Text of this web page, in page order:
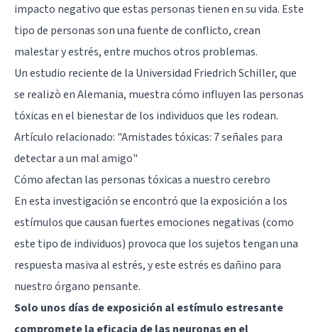
impacto negativo que estas personas tienen en su vida. Este
tipo de personas son una fuente de conflicto, crean
malestar y estrés, entre muchos otros problemas.
Un estudio reciente de la Universidad Friedrich Schiller, que
se realizò en Alemania, muestra cómo influyen las personas
tóxicasen el bienestar de los individuos que les rodean.
Artículo relacionado: "Amistades tóxicas: 7 señales para
detectar a un mal amigo"
Cómo afectan las personas tóxicas a nuestro cerebro
En esta investigación se encontró que la exposición a los
estímulos que causan fuertes emociones negativas (como
este tipo de individuos) provoca que los sujetos tengan una
respuesta masiva al estrés, y este estrés es dañino para
nuestro órgano pensante.
Solo unos días de exposición al estímulo estresante